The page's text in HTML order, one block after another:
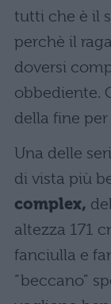
tutti che è il
perchè il
doversi
obbediente.
della fine
Una delle
di vista più
complex,
altezza 171
fanciulla e
“beccano”